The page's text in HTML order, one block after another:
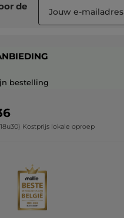
de
bestelling
Kostprijs lokale oproep